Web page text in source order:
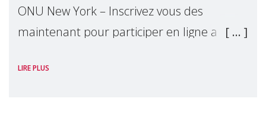
ONU New York – Inscrivez vous des
maintenant pour participer en ligne a
Politique de Haut Niveau 2026. Cet
LIRE PLUS